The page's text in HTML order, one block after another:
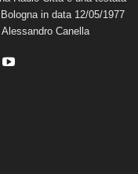
in data 12/05/1977
Canella